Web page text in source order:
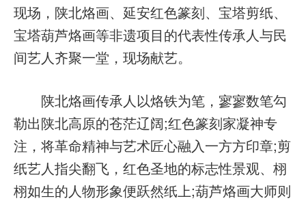
现场，陕北烙画、延安红色篆刻、宝塔剪纸、
宝塔葫芦烙画等非遗项目的代表性传承人与民
间艺人齐聚一堂，现场献艺。
陕北烙画传承人以烙铁为笔，寥寥数笔勾
勒出陕北高原的苍茫辽阔;红色篆刻家凝神专
注，将革命精神与艺术匠心融入一方方印章;剪
纸艺人指尖翻飞，红色圣地的标志性景观、栩
栩如生的人物形象便跃然纸上;葫芦烙画大师则